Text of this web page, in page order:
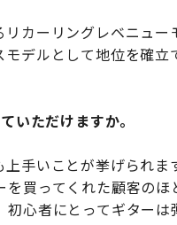
カーリングレベニュ
デルとして地位を確立
ただけますか。
手いことが挙げられ
買ってくれた顧客の
心者にとってギター